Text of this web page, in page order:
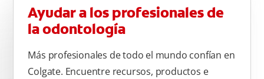
Ayudar a los profesionales de
la odontología
Más profesionales de todo el mundo confían en
Colgate. Encuentre recursos, productos e